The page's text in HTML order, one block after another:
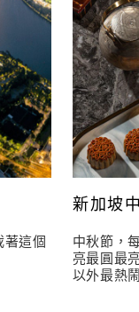
著這個
新加坡
中秋節，
亮最圓最
以外最熱